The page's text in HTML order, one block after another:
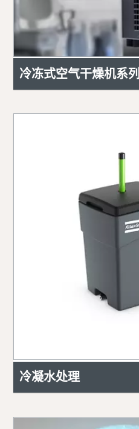
冷冻式空气干燥机系列
冷凝水处理